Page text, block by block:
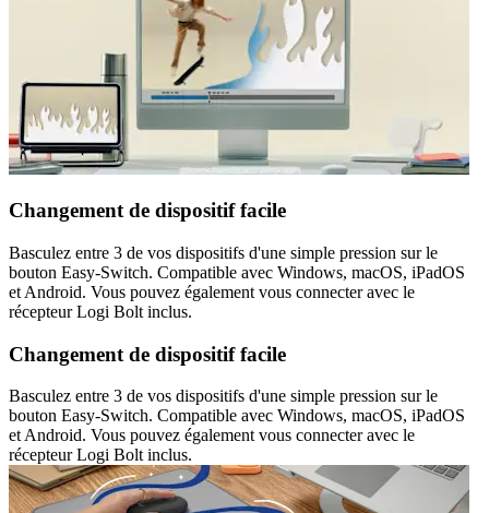
Changement de dispositif facile
Basculez entre 3 de vos dispositifs d'une simple pression sur le
bouton Easy-Switch. Compatible avec Windows, macOS, iPadOS
et Android. Vous pouvez également vous connecter avec le
récepteur Logi Bolt inclus.
Changement de dispositif facile
Basculez entre 3 de vos dispositifs d'une simple pression sur le
bouton Easy-Switch. Compatible avec Windows, macOS, iPadOS
et Android. Vous pouvez également vous connecter avec le
récepteur Logi Bolt inclus.